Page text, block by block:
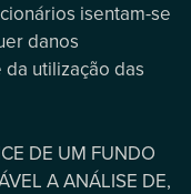
isentam-se
danos
utilização das
DE UM FUNDO
A ANÁLISE DE,